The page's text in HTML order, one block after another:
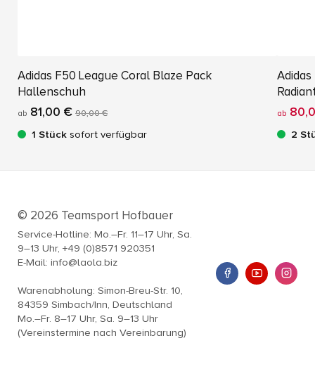
Adidas F50 League Coral Blaze Pack
Hallenschuh
ab 81,00 € 90,00 €
1 Stück sofort verfügbar
ab
2
© 2026 Teamsport Hofbauer
Service-Hotline: Mo.–Fr. 11–17 Uhr, Sa.
9–13 Uhr, +49 (0)8571 920351
E-Mail: info@laola.biz
Warenabholung: Simon-Breu-Str. 10,
84359 Simbach/Inn, Deutschland
Mo.–Fr. 8–17 Uhr, Sa. 9–13 Uhr
(Vereinstermine nach Vereinbarung)